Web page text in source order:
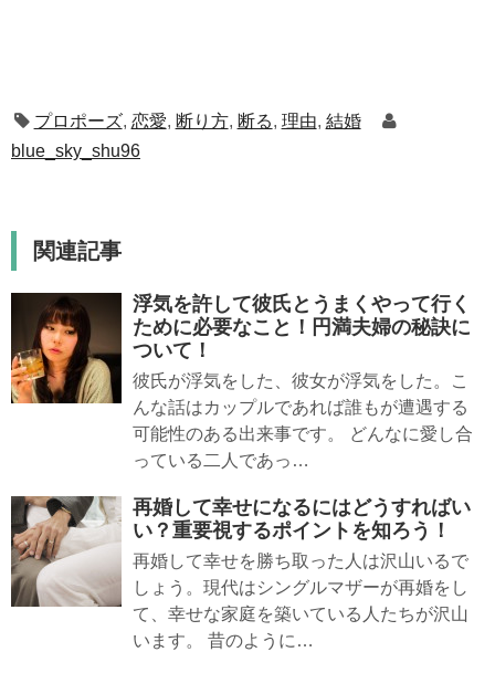
プロポーズ, 恋愛, 断り方, 断る, 理由, 結婚
blue_sky_shu96
関連記事
浮気を許して彼氏とうまくやって行く
ために必要なこと！円満夫婦の秘訣に
ついて！
彼氏が浮気をした、彼女が浮気をした。こ
んな話はカップルであれば誰もが遭遇する
可能性のある出来事です。 どんなに愛し合
っている二人であっ…
再婚して幸せになるにはどうすればい
い？重要視するポイントを知ろう！
再婚して幸せを勝ち取った人は沢山いるで
しょう。現代はシングルマザーが再婚をし
て、幸せな家庭を築いている人たちが沢山
います。 昔のように…